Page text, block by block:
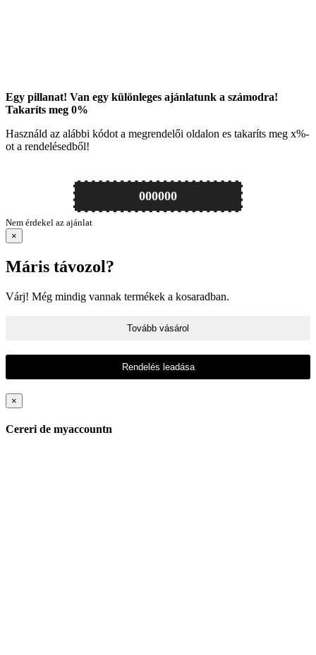
Egy pillanat! Van egy különleges ajánlatunk a számodra!
Takaríts meg 0%
Használd az alábbi kódot a megrendelői oldalon es takaríts meg x%-
ot a rendelésedből!
000000
Nem érdekel az ajánlat
×
Máris távozol?
Várj! Még mindig vannak termékek a kosaradban.
Tovább vásárol
Rendelés leadása
×
Cereri de myaccountn